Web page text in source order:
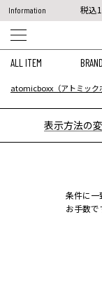
Information
税込
ALL ITEM BRAND
atomicboxx（アトミック
表示方法の
条件に一
お手数で